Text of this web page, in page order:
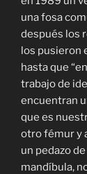
una fosa
después los
los pusieron
hasta que
trabajo de
encuentran
que es
otro fémur y
un pedazo
mandíbula,